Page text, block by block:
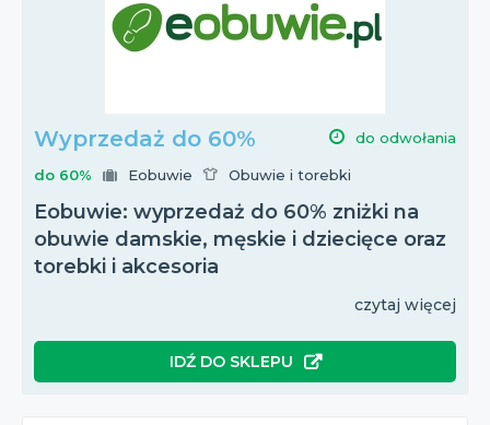
Wyprzedaż do 60% do odwołania
do 60% Eobuwie Obuwie i torebki
Eobuwie: wyprzedaż do 60% zniżki na
obuwie damskie, męskie i dziecięce oraz
torebki i akcesoria
czytaj więcej
IDŹ DO SKLEPU